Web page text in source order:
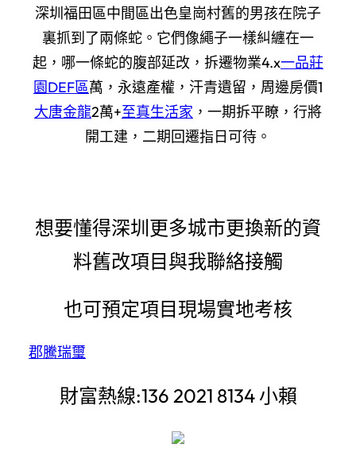
深圳福田區中間區出色皇崗村舊的男孩在院子
裏抓到了兩條蛇。它們像繩子一樣糾纏在一
起，哪一條蛇的腹部延改，拆遷物業4.x一品莊
園DEF區萬，永遠產權，汗青遺留，周邊房價1
大唐金龍2萬+至真生活家 ，一期拆平瞭，行將
開工建，二期回遷指日可待。
想要懂得深圳更多城市更換新的資
料舊改項目與我聯絡接觸
也可預定項目現場實地考核
郡騰瑞璽
財富熱線:136 2021 8134 小賴